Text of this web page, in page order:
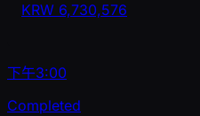
KRW 6,730,576
下午3:00
Completed